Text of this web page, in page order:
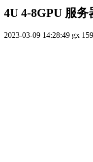
4U 4-8GPU 服务
2023-03-09 14:28:49 gx 159